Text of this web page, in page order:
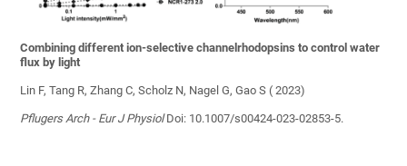
Combining different ion-selective channelrhodopsins to control water
flux by light
Lin F, Tang R, Zhang C, Scholz N, Nagel G, Gao S ( 2023)
Pflugers Arch - Eur J PhysiolDoi: 10.1007/s00424-023-02853-5.